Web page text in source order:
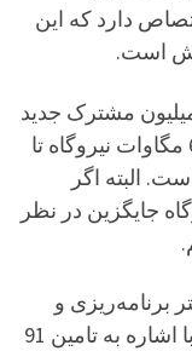
دارد که این
است.
مشترک جدید
به صنعت برق تصریح کرد: احداث 6000 مگاوات نیروگاه تا
البته اگر
جایگزین در نظر
برنامه‌ریزی و
بهره‌برداری تولید شرکت برق حرارتی با اشاره به تامین 91